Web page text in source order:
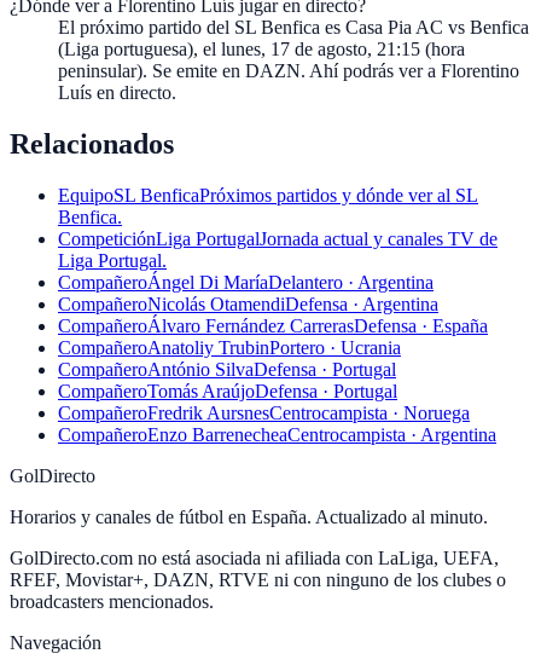
¿Dónde ver a Florentino Luís jugar en directo?
El próximo partido del SL Benfica es Casa Pia AC vs Benfica
(Liga portuguesa), el lunes, 17 de agosto, 21:15 (hora
peninsular). Se emite en DAZN. Ahí podrás ver a Florentino
Luís en directo.
Relacionados
EquipoSL BenficaPróximos partidos y dónde ver al SL
Benfica.
CompeticiónLiga PortugalJornada actual y canales TV de
Liga Portugal.
CompañeroÁngel Di MaríaDelantero · Argentina
CompañeroNicolás OtamendiDefensa · Argentina
CompañeroÁlvaro Fernández CarrerasDefensa · España
CompañeroAnatoliy TrubinPortero · Ucrania
CompañeroAntónio SilvaDefensa · Portugal
CompañeroTomás AraújoDefensa · Portugal
CompañeroFredrik AursnesCentrocampista · Noruega
CompañeroEnzo BarrenecheaCentrocampista · Argentina
GolDirecto
Horarios y canales de fútbol en España. Actualizado al minuto.
GolDirecto.com no está asociada ni afiliada con LaLiga, UEFA,
RFEF, Movistar+, DAZN, RTVE ni con ninguno de los clubes o
broadcasters mencionados.
Navegación